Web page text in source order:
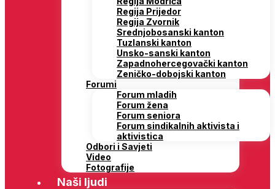
Regija Prijedor
Regija Zvornik
Srednjobosanski kanton
Tuzlanski kanton
Unsko-sanski kanton
Zapadnohercegovački kanton
Zeničko-dobojski kanton
Forumi
Forum mladih
Forum žena
Forum seniora
Forum sindikalnih aktivista i
aktivistica
Odbori i Savjeti
Video
Fotografije
Naši ljudi